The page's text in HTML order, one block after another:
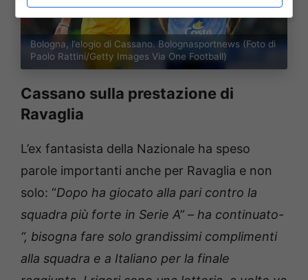
Bologna, l’elogio di Cassano. Bolognasportnews (Foto di
Paolo Rattini/Getty Images Via One Football)
Cassano sulla prestazione di
Ravaglia
L’ex fantasista della Nazionale ha speso
parole importanti anche per Ravaglia e non
solo: “Dopo ha giocato alla pari contro la
squadra più forte in Serie A” – ha continuato-
“, bisogna fare solo grandissimi complimenti
alla squadra e a Italiano per la finale